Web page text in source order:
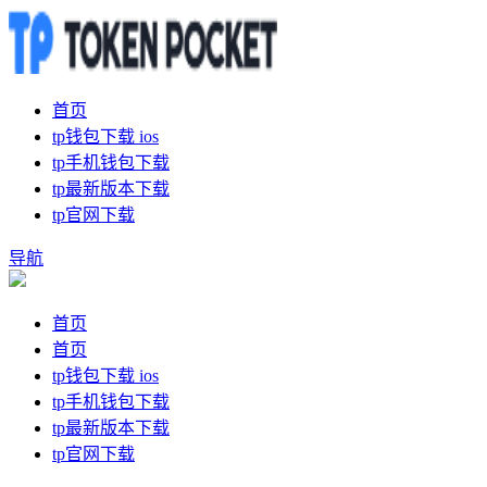
首页
tp钱包下载 ios
tp手机钱包下载
tp最新版本下载
tp官网下载
导航
首页
首页
tp钱包下载 ios
tp手机钱包下载
tp最新版本下载
tp官网下载